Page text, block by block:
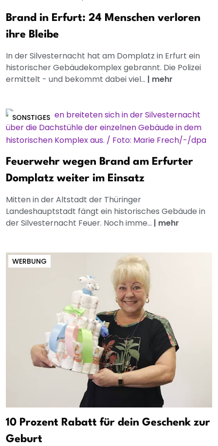
Brand in Erfurt: 24 Menschen verloren
ihre Bleibe
In der Silvesternacht hat am Domplatz in Erfurt ein
historischer Gebäudekomplex gebrannt. Die Polizei
ermittelt - und bekommt dabei viel... | mehr
SONSTIGES
Feuerwehr wegen Brand am Erfurter
Domplatz weiter im Einsatz
Mitten in der Altstadt der Thüringer
Landeshauptstadt fängt ein historisches Gebäude in
der Silvesternacht Feuer. Noch imme... | mehr
WERBUNG
10 Prozent Rabatt für dein Geschenk zur
Geburt